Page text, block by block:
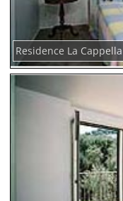
Residence La